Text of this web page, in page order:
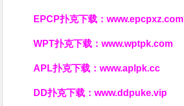
EPCP扑克下载：www.epcpxz.com
WPT扑克下载：www.wptpk.com
APL扑克下载：www.aplpk.cc
DD扑克下载：www.ddpuke.vip